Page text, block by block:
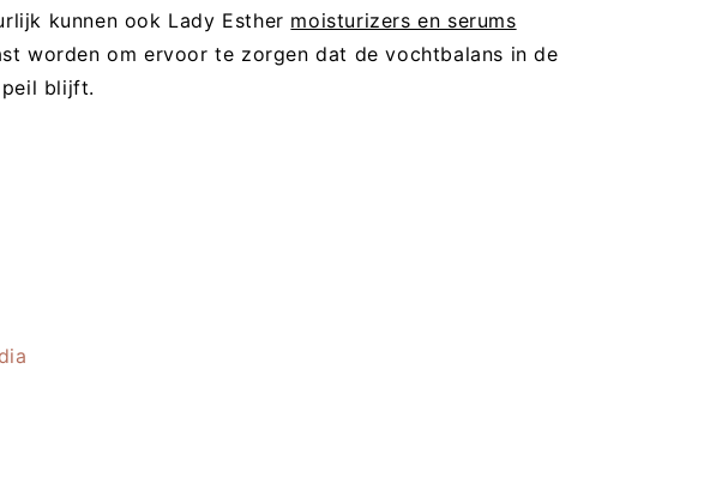
kunnen ook Lady Esther moisturizers en serums
worden om ervoor te zorgen dat de vochtbalans in de
blijft.